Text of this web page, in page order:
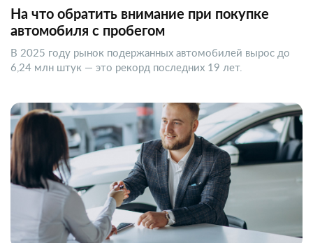
На что обратить внимание при покупке
автомобиля с пробегом
В 2025 году рынок подержанных автомобилей вырос до
6,24 млн штук — это рекорд последних 19 лет.